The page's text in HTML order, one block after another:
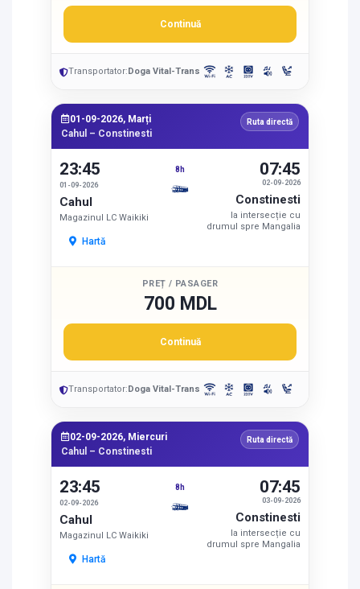
Continuă
Transportator:Doga Vital-Trans
01-09-2026, Marți
Cahul – Constinesti
Ruta directă
23:45
01-09-2026
Cahul
Magazinul LC Waikiki
Hartă
8h
02-09-2026
07:45
Constinesti
la intersecție cu
drumul spre Mangalia
PREȚ / PASAGER
700 MDL
Continuă
Transportator:Doga Vital-Trans
02-09-2026, Miercuri
Cahul – Constinesti
Ruta directă
23:45
02-09-2026
Cahul
Magazinul LC Waikiki
Hartă
8h
03-09-2026
07:45
Constinesti
la intersecție cu
drumul spre Mangalia